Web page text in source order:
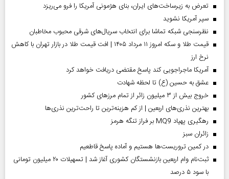
تعرض به زیرساخت‌های ایران، بنای هژمونی آمریکا را فرو می‌ریزد
سپر آمریکا نشوید
نظرسنجی شبکه تماشا برای انتخاب سریال‌های شرقی محبوب مخاطبان
قیمت طلا و سکه امروز ۱۱ مرداد ۱۴۰۵ | افت قیمت طلا در بازار تهران با کاهش
نرخ ارز
آمریکا ماجراجویی کند پاسخ مقتضی دریافت خواهد کرد
عشق به حسین (ع) تا لحظه شهادت
خروج بیش از ۳ میلیون زائر از تمام مرز‌های کشور
بهترین نذری‌های اربعین | از کم هزینه‌ترین تا راحت‌ترین نذری‌ها
رهگیری پهپاد MQ9 بر فراز تنگه هرمز
‌زائران سبز
در کمین تروریست‌ها هستیم و آماده پاسخ قاطعیم
ثبت‌نام وام اربعین بازنشستگان کشوری آغاز شد | تسهیلات ۲۰ میلیون تومانی
با سود ۵ درصد